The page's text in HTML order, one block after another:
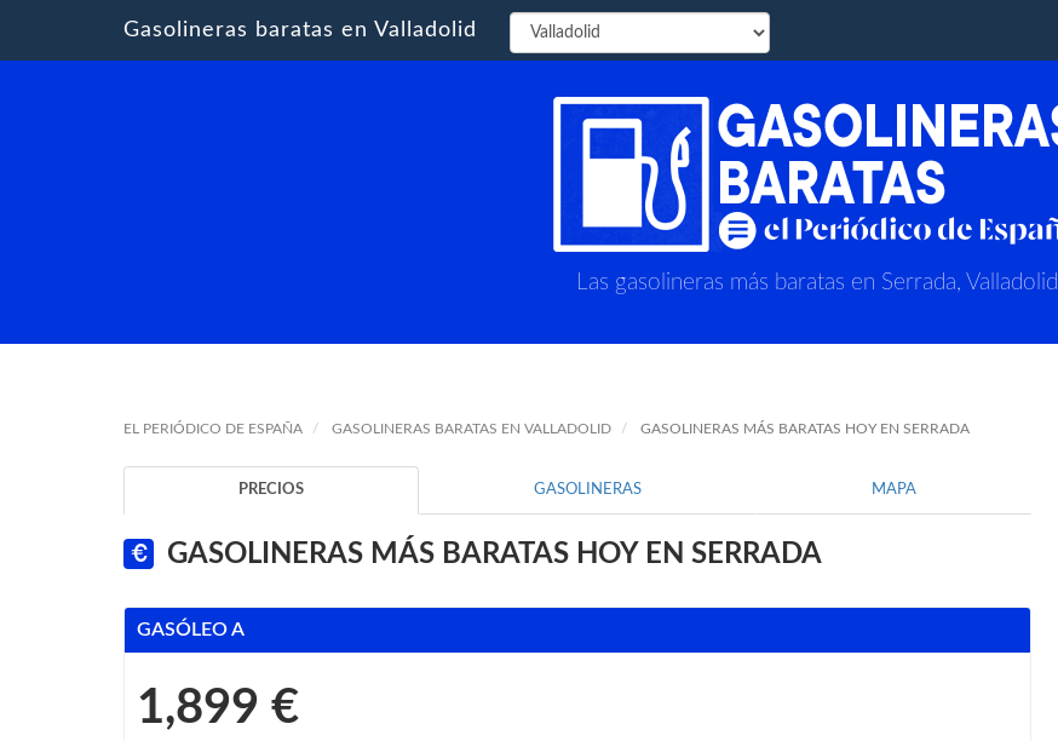
Gasolineras baratas en Valladolid
Las gasolineras más baratas en Serrada, Valladolid
EL PERIÓDICO DE ESPAÑA GASOLINERAS BARATAS EN VALLADOLID GASOLINERAS MÁS BARATAS HOY EN SERRADA
PRECIOS GASOLINERAS MAPA
GASOLINERAS MÁS BARATAS HOY EN SERRADA
GASÓLEO A
1,899 €